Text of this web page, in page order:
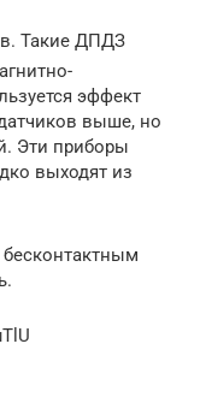
Такие ДПДЗ
эффект
выше, но
Эти приборы
выходят из